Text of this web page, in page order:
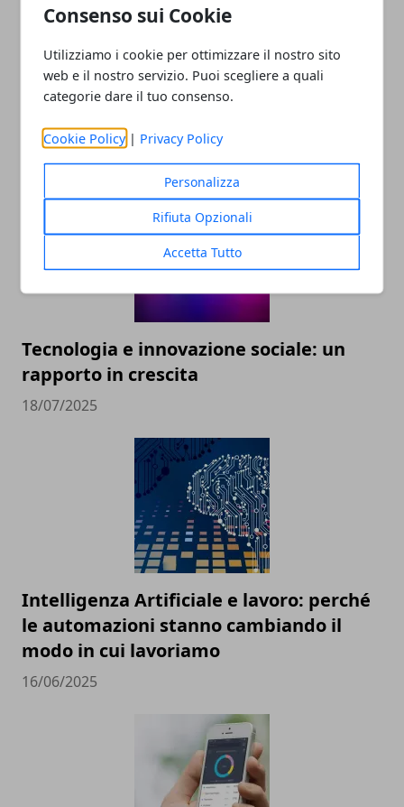
Consenso sui Cookie
Utilizziamo i cookie per ottimizzare il nostro sito
web e il nostro servizio. Puoi scegliere a quali
categorie dare il tuo consenso.
Cookie Policy | Privacy Policy
Personalizza
Rifiuta Opzionali
Accetta Tutto
ARTICOLI CORRELATI
Tecnologia e innovazione sociale: un
rapporto in crescita
18/07/2025
Intelligenza Artificiale e lavoro: perché
le automazioni stanno cambiando il
modo in cui lavoriamo
16/06/2025